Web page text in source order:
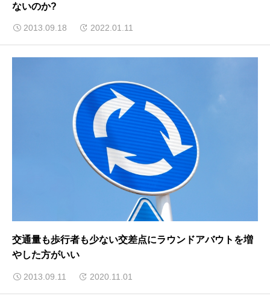
ないのか?
2013.09.18 2022.01.11
交通量も歩行者も少ない交差点にラウンドアバウトを増
やした方がいい
2013.09.11 2020.11.01